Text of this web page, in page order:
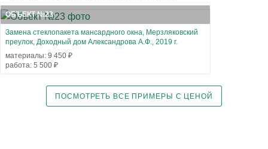
ОБЪЕКТ №23
Замена стеклопакета мансардного окна, Мерзляковский
преулок, Доходный дом Александрова А.Ф., 2019 г.
материалы: 9 450 ₽
работа: 5 500 ₽
ПОСМОТРЕТЬ ВСЕ ПРИМЕРЫ С ЦЕНОЙ